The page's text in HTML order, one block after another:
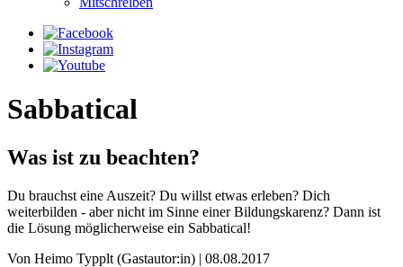
Sabbatical
Was ist zu beachten?
Du brauchst eine Auszeit? Du willst etwas erleben? Dich
weiterbilden - aber nicht im Sinne einer Bildungskarenz? Dann ist
die Lösung möglicherweise ein Sabbatical!
Von Heimo Typplt (Gastautor:in) | 08.08.2017